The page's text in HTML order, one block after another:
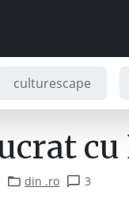
culturescape
cu
din .ro 3